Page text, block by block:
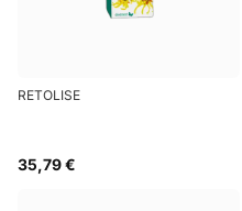
RETOLISE
35,79 €